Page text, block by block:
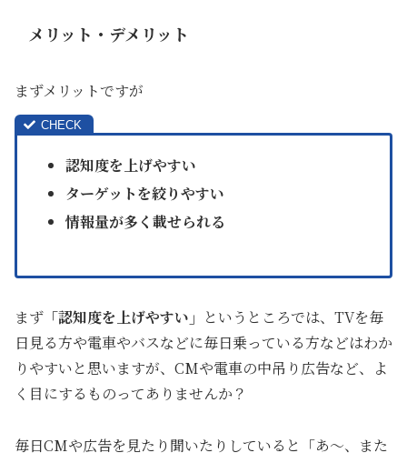
メリット・デメリット
まずメリットですが
認知度を上げやすい
ターゲットを絞りやすい
情報量が多く載せられる
まず 「認知度を上げやすい」 というところでは、TVを毎
日見る方や電車やバスなどに毎日乗っている方などはわか
りやすいと思いますが、CMや電車の中吊り広告など、よ
く目にするものってありませんか？
毎日CMや広告を見たり聞いたりしていると「あ～、また